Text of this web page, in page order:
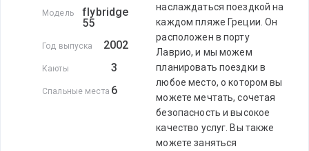
Модель
flybridge
55
Год выпуска 2002
Каюты 3
Спальные места 6
наслаждаться поездкой на
каждом пляже Греции. Он
расположен в порту
Лаврио, и мы можем
планировать поездки в
любое место, о котором вы
можете мечтать, сочетая
безопасность и высокое
качество услуг. Вы также
можете заняться